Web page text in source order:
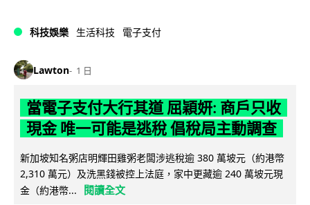
科技娛樂 生活科技 電子支付
Lawton 1 日
當電子支付大行其道 屈穎妍: 商戶只收
現金 唯一可能是逃稅 倡稅局主動調查
新加坡知名粥店明輝田雞粥老闆涉逃稅逾 380 萬坡元（約港幣
2,310 萬元）及洗黑錢被控上法庭，家中更藏逾 240 萬坡元現
金（約港幣...
閱讀全文